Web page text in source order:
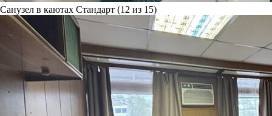
Санузел в каютах Стандарт (12 из 15)